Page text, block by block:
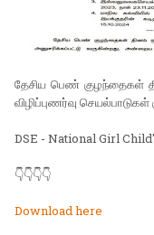
தேசிய பெண் குழந்தைகள்
விழிப்புணர்வு
DSE - National Girl
👇👇👇👇
Download here